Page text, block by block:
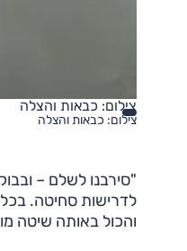
צילום: כבאות והצלה
צילום: כבאות והצלה
"סירבנו לשלם –
לדרישות סחיטה.
והכול באותה שיטה